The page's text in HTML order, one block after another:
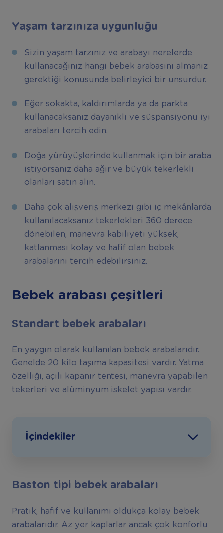
Yaşam tarzınıza uygunluğu
Sizin yaşam tarzınız ve arabayı nerelerde
kullanacağınız hangi bebek arabasını almanız
gerektiği konusunda belirleyici bir unsurdur.
Eğer sokakta, kaldırımlarda ya da parkta
kullanacaksanız dayanıklı ve süspansiyonu iyi
arabaları tercih edin.
Doğa yürüyüşlerinde kullanmak için bir araba
istiyorsanız daha ağır ve büyük tekerlekli
olanları satın alın.
Daha çok alışveriş merkezi gibi iç mekânlarda
kullanılacaksanız tekerlekleri 360 derece
dönebilen, manevra kabiliyeti yüksek,
katlanması kolay ve hafif olan bebek
arabalarını tercih edebilirsiniz.
Bebek arabası çeşitleri
Standart bebek arabaları
En yaygın olarak kullanılan bebek arabalarıdır.
Genelde 20 kilo taşıma kapasitesi vardır. Yatma
özelliği, açılı kapanır tentesi, manevra yapabilen
tekerleri ve alüminyum iskelet yapısı vardır.
İçindekiler
Baston tipi bebek arabaları
Pratik, hafif ve kullanımı oldukça kolay bebek
arabalarıdır. Az yer kaplarlar ancak çok konforlu